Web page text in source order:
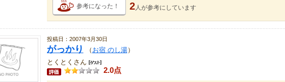
参考になった！ 2人が参考にしています
投稿日：2007年3月30日
がっかり （ お宿 のし湯）
とくとくさん
2.0点